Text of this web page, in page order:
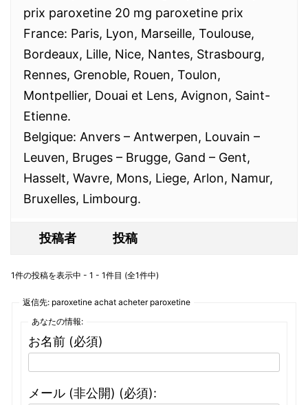
prix paroxetine 20 mg paroxetine prix
France: Paris, Lyon, Marseille, Toulouse,
Bordeaux, Lille, Nice, Nantes, Strasbourg,
Rennes, Grenoble, Rouen, Toulon,
Montpellier, Douai et Lens, Avignon, Saint-
Etienne.
Belgique: Anvers – Antwerpen, Louvain –
Leuven, Bruges – Brugge, Gand – Gent,
Hasselt, Wavre, Mons, Liege, Arlon, Namur,
Bruxelles, Limbourg.
投稿者 投稿
1件の投稿を表示中 - 1 - 1件目 (全1件中)
返信先: paroxetine achat acheter paroxetine
あなたの情報:
お名前 (必須)
メール (非公開) (必須):